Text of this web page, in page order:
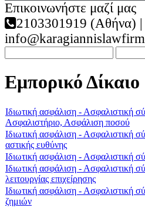
Επικοινωνήστε μαζί μας
2103301919 (Αθήνα) |
Εμπορικό Δίκαιο
Ιδιωτική ασφάλιση - Ασφαλιστική
Ασφαλιστήριο, Ασφάλιση ποσού
Ιδιωτική ασφάλιση - Ασφαλιστική
αστικής ευθύνης
Ιδιωτική ασφάλιση - Ασφαλιστική
Ιδιωτική ασφάλιση - Ασφαλιστική
λειτουργίας επιχείρησης
Ιδιωτική ασφάλιση - Ασφαλιστική
ζημιών